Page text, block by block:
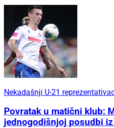
Nekadašnji U-21
Povratak u matični klub:
jednogodišnjoj posudbi